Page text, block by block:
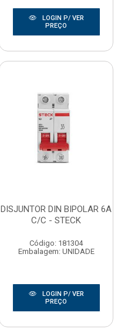
LOGIN P/ VER
PREÇO
DISJUNTOR DIN BIPOLAR 6A
C/C - STECK
Código: 181304
Embalagem: UNIDADE
LOGIN P/ VER
PREÇO